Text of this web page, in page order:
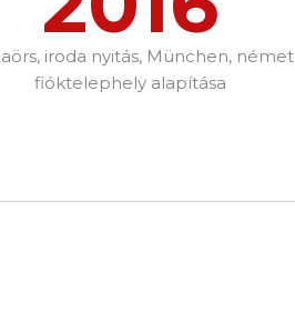
iroda nyitás, München, német
fióktelephely alapítása